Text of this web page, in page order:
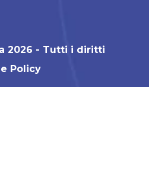
2026 - Tutti i diritti
Policy